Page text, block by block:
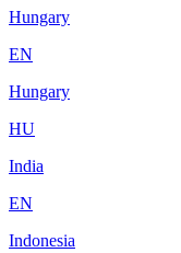
Hungary
EN
Hungary
HU
India
EN
Indonesia